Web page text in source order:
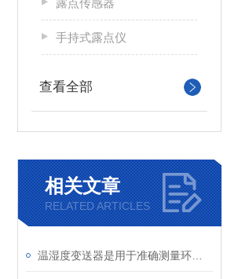
露点传感器
手持式露点仪
查看全部
相关文章
RELATED ARTICLES